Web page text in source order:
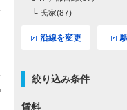
└ 氏家(87)
沿線を変更
絞り込み条件
賃料